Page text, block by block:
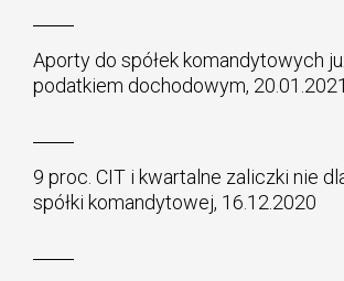
Aporty do spółek komandytowych
podatkiem dochodowym, 20.01.2021
9 proc. CIT i kwartalne zaliczki nie
spółki komandytowej, 16.12.2020